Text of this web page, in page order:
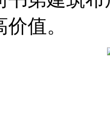
值。